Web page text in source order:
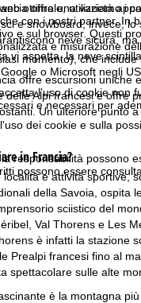
ottimale, utilizziamo i
con i nostri partner. In
e sul browser. Questi
e misurazione
momento), che
o Microsoft negli
l'uso di cookie non
e necessari per
dei cookie e sulla
responsabilità possono
possono essere
offre una varietà
e snowboard, invece,
neve sicura,
vi aspetta, la neve
offre escursioni uniche
delle Alpi francesi e offre
Un ulteriore punto
in Francia?
e attività sportive,
della Savoia, ospita
sciistico del
Val Thorens e Les
è infatti la stazione
Prealpi francesi fino al
spettacolare sulle alte
è la montagna